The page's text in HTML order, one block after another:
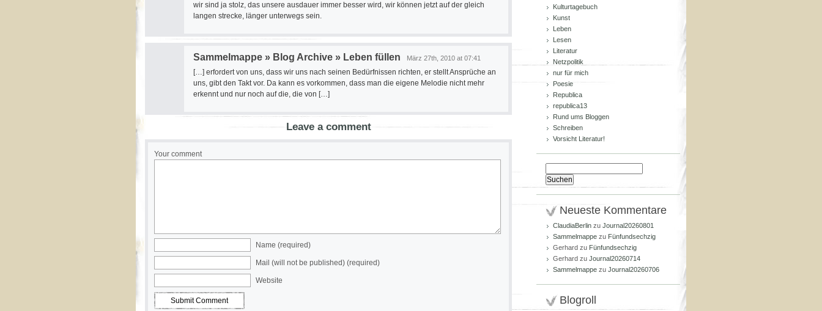
wir sind ja stolz, das unsere ausdauer immer besser wird, wir können jetzt auf der gleich
langen strecke, länger unterwegs sein.
Sammelmappe » Blog Archive » Leben füllen März 27th, 2010 at 07:41
[…] erfordert von uns, dass wir uns nach seinen Bedürfnissen richten, er stellt Ansprüche an
uns, gibt den Takt vor. Da kann es vorkommen, dass man die eigene Melodie nicht mehr
erkennt und nur noch auf die, die von […]
Leave a comment
Your comment
Name (required)
Mail (will not be published) (required)
Website
Kulturtagebuch
Kunst
Leben
Lesen
Literatur
Netzpolitik
nur für mich
Poesie
Republica
republica13
Rund ums Bloggen
Schreiben
Vorsicht Literatur!
nach:
Neueste Kommentare
ClaudiaBerlin zu Journal20260801
Sammelmappe zu Fünfundsechzig
Gerhard zu Fünfundsechzig
Gerhard zu Journal20260714
Sammelmappe zu Journal20260706
Blogroll